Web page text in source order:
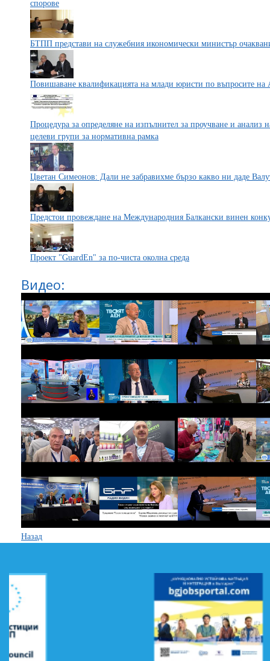
спорове
БТПП представи на служебния икономически министър
Повишаване квалификацията на млади юристи по въпросите на
Процедура за определяне на изпълнител за проучване и анализ
целеви групи за нормативна рамка
Цветан Симеонов: Дали не забравихме бързо какво ни даде
Предстои провеждане на Международния Балкански винен
Проект "GuardEn" за по-чиста околна среда
Видео:
Назад